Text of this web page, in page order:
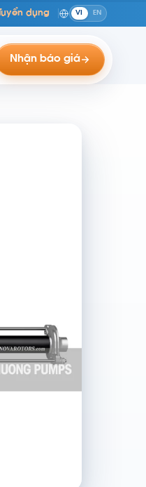
Tuyển dụng VI EN
Nhận báo giá